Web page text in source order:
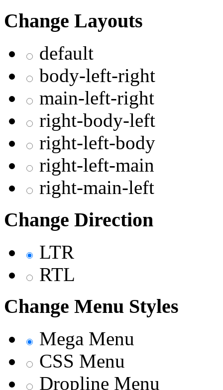
Change Layouts
default
body-left-right
main-left-right
right-body-left
right-left-body
right-left-main
right-main-left
Change Direction
LTR
RTL
Change Menu Styles
Mega Menu
CSS Menu
Dropline Menu